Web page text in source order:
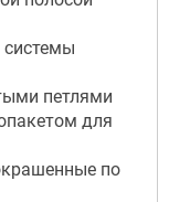
системы
петлями
для
по